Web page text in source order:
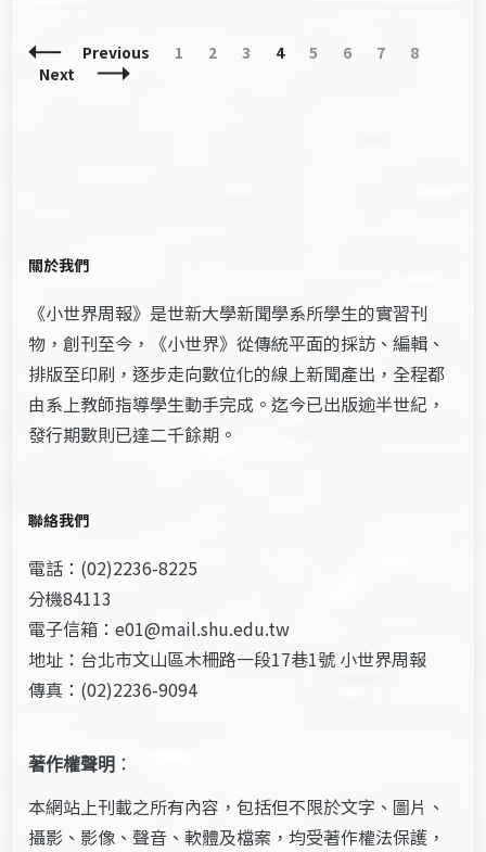
Posts
Navigation
Previous Page
1 Page
2 Page
3 Page
4 Page
5 Page
6 Page
7 Page
8
Next
關於我們
《小世界周報》是世新大學新聞學系所學生的實習刊
物，創刊至今，《小世界》從傳統平面的採訪、編輯、
排版至印刷，逐步走向數位化的線上新聞產出，全程都
由系上教師指導學生動手完成。迄今已出版逾半世紀，
發行期數則已達二千餘期。
聯絡我們
電話：(02)2236-8225
分機84113
電子信箱：e01@mail.shu.edu.tw
地址：台北市文山區木柵路一段17巷1號 小世界周報
傳真：(02)2236-9094
著作權聲明 ：
本網站上刊載之所有內容，包括但不限於文字、圖片、
攝影、影像、聲音、軟體及檔案，均受著作權法保護，